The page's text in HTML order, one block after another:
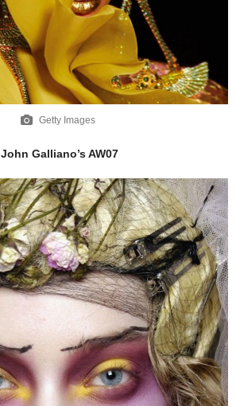
Getty Images
John Galliano’s AW07